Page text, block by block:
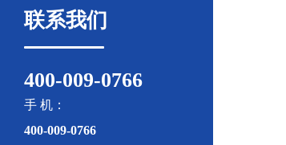
联系我们
400-009-0766
手 机：
400-009-0766